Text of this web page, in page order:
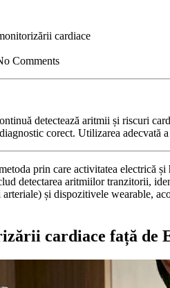
Comments
detectează aritmii și riscuri
corect. Utilizarea
prin care activitatea electrică
detectarea aritmiilor tranzitorii,
și dispozitivele wearable,
cardiace față de